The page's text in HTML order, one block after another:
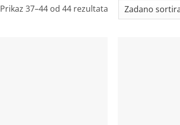
Prikaz 37–44 od 44 rezultata